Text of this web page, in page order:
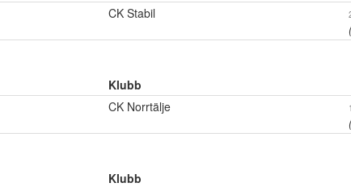
CK Stabil
Klubb
CK Norrtälje
Klubb